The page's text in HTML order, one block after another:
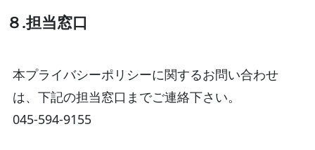
８.担当窓口
本プライバシーポリシーに関するお問い合わせ
は、下記の担当窓口までご連絡下さい。
045-594-9155